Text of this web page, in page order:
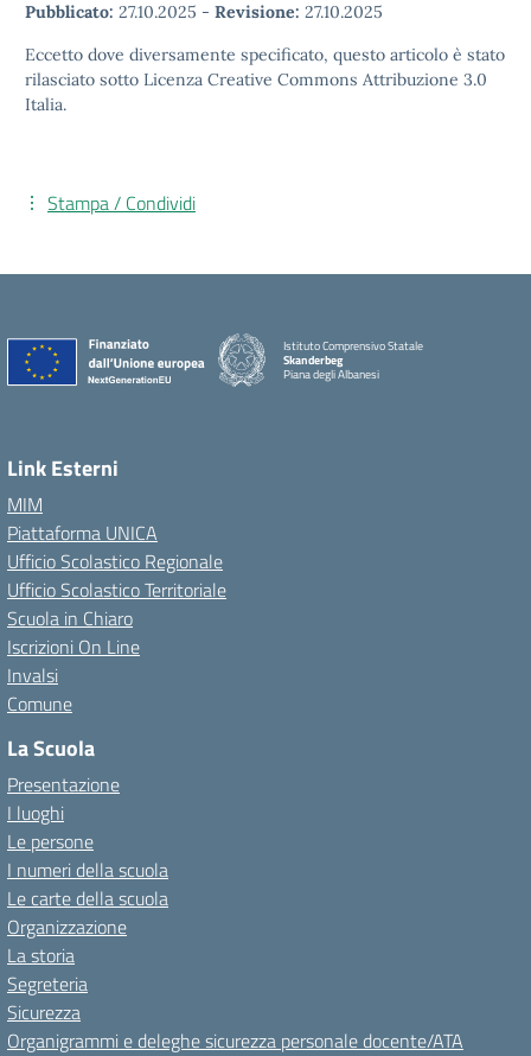
Pubblicato: 27.10.2025 - Revisione: 27.10.2025
Eccetto dove diversamente specificato, questo articolo è stato
rilasciato sotto Licenza Creative Commons Attribuzione 3.0
Italia.
Stampa / Condividi
Istituto Comprensivo Statale
Skanderbeg
Piana degli Albanesi
Link Esterni
MIM
Piattaforma UNICA
Ufficio Scolastico Regionale
Ufficio Scolastico Territoriale
Scuola in Chiaro
Iscrizioni On Line
Invalsi
Comune
La Scuola
Presentazione
I luoghi
Le persone
I numeri della scuola
Le carte della scuola
Organizzazione
La storia
Segreteria
Sicurezza
Organigrammi e deleghe sicurezza personale docente/ATA